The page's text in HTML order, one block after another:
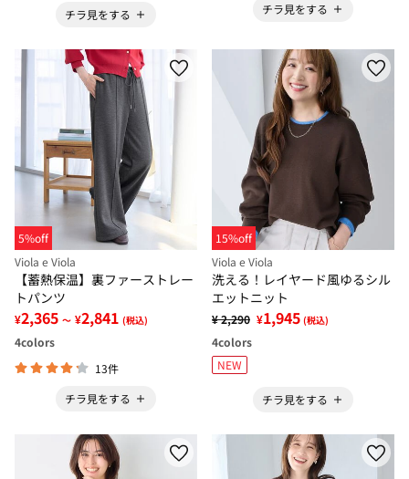
チラ見をする
チラ見をする
5%off
Viola e Viola
【蓄熱保温】裏ファーストレー
トパンツ
¥2,365 ～ ¥2,841 (税込)
4colors
13件
チラ見をする
15%off
Viola e Viola
洗える！レイヤード風ゆるシル
エットニット
¥ 2,290 ¥1,945 (税込)
4colors
NEW
チラ見をする